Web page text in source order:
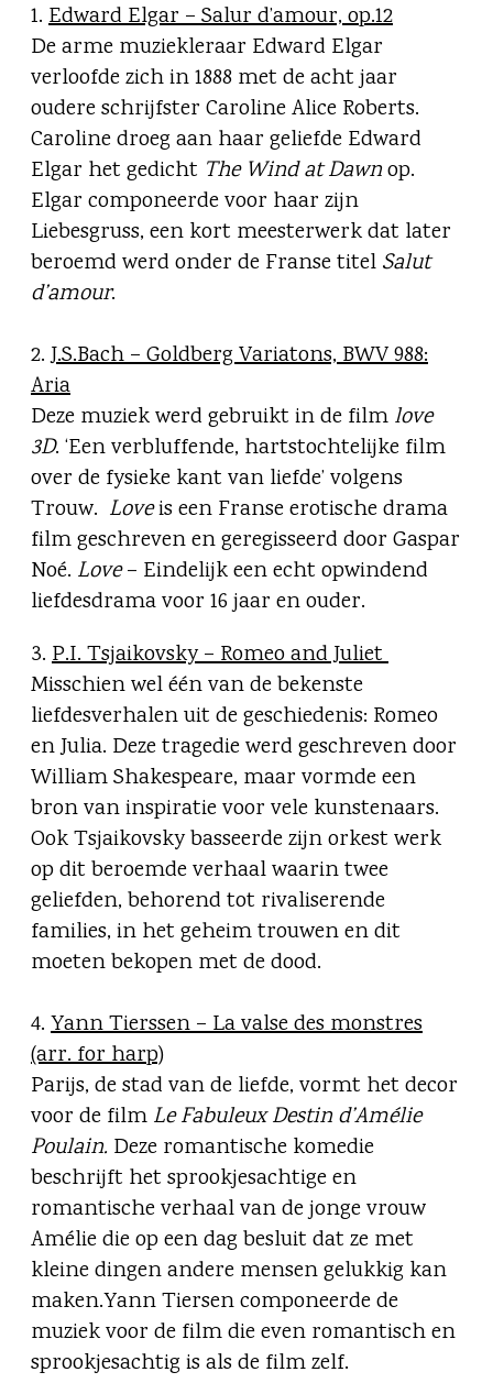
1. Edward Elgar – Salur d’amour, op.12
De arme muziekleraar Edward Elgar
verloofde zich in 1888 met de acht jaar
oudere schrijfster Caroline Alice Roberts.
Caroline droeg aan haar geliefde Edward
Elgar het gedicht The Wind at Dawnop.
Elgar componeerde voor haar zijn
Liebesgruss, een kort meesterwerk dat later
beroemd werd onder de Franse titel Salut
d’amour.
2.J.S.Bach – Goldberg Variatons, BWV 988:
Aria
Deze muziek werd gebruikt in de film love
3D. ‘Een verbluffende, hartstochtelijke film
over de fysieke kant van liefde’ volgens
Trouw. Loveis een Franse erotische drama
film geschreven en geregisseerd door Gaspar
Noé. Love– Eindelijk een echt opwindend
liefdesdrama voor 16 jaar en ouder.
3. P.I. Tsjaikovsky – Romeo and Juliet
Misschien wel één van de bekenste
liefdesverhalen uit de geschiedenis: Romeo
en Julia. Deze tragedie werd geschreven door
William Shakespeare, maar vormde een
bron van inspiratie voor vele kunstenaars.
Ook Tsjaikovsky basseerde zijn orkest werk
op dit beroemde verhaal waarin twee
geliefden, behorend tot rivaliserende
families, in het geheim trouwen en dit
moeten bekopen met de dood.
4. Yann Tierssen – La valse des monstres
(arr. for harp)
Parijs, de stad van de liefde, vormt het decor
voor de film Le Fabuleux Destin d’Amélie
Poulain. Deze romantische komedie
beschrijft het sprookjesachtige en
romantische verhaal van de jonge vrouw
Amélie die op een dag besluit dat ze met
kleine dingen andere mensen gelukkig kan
maken.Yann Tiersen componeerde de
muziek voor de film die even romantisch en
sprookjesachtig is als de film zelf.